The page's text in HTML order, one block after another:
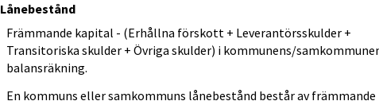
Lånebestånd
Främmande kapital - (Erhållna förskott + Leverantörsskulder +
Transitoriska skulder + Övriga skulder) i kommunens/
balansräkning.
En kommuns eller samkommuns lånebestånd består av främmande